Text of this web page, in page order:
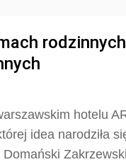
hotelu
idea narodziła